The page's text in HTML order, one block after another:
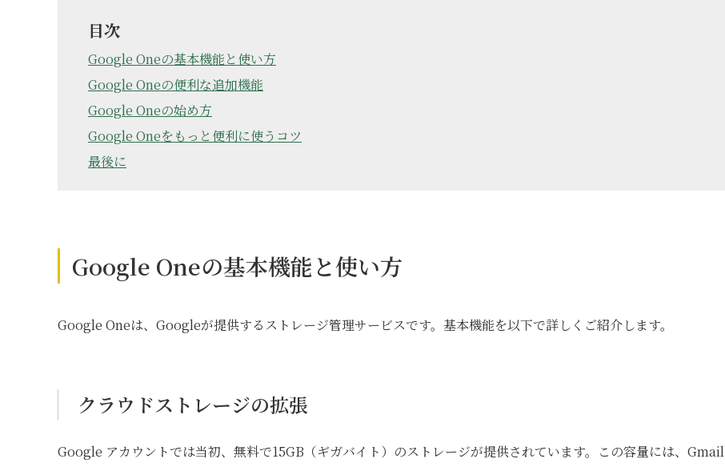
目次
Google Oneの基本機能と使い方
Google Oneの便利な追加機能
Google Oneの始め方
Google Oneをもっと便利に使うコツ
最後に
Google Oneの基本機能と使い方
Google Oneは、Googleが提供するストレージ管理サービスです。基本機能を以下で詳しくご紹介します。
クラウドストレージの拡張
Google アカウントでは当初、無料で15GB（ギガバイト）のストレージが提供されています。この容量には、Gmail